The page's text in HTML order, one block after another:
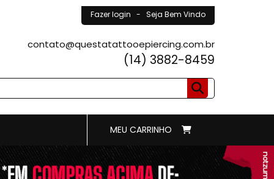
Fazer login - Seja Bem Vindo
contato@questatattooepiercing.com.br
(14) 3882-8459
MEU CARRINHO